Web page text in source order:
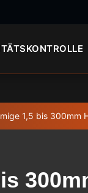
1,5 bis 300mm